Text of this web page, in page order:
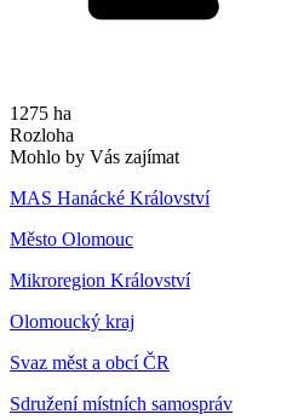
1275 ha
Rozloha
Mohlo by Vás zajímat
MAS Hanácké Království
Město Olomouc
Mikroregion Království
Olomoucký kraj
Svaz měst a obcí ČR
Sdružení místních samospráv